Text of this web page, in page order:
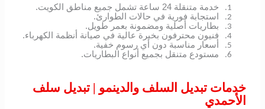
1. خدمة متنقلة 24 ساعة تشمل جميع مناطق الكويت.
2. استجابة فورية في حالات الطوارئ.
3. بطاريات أصلية ومضمونة بعمر طويل.
4. فنيون محترفون بخبرة عالية في صيانة أنظمة الكهرباء.
5. أسعار مناسبة دون أي رسوم خفية.
6. مستودع متنقل بجميع أنواع البطاريات.
خدمات تبديل السلف والدينمو | تبديل سلف
الأحمدي